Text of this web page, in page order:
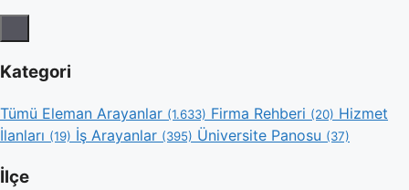
Kategori
Tümü Eleman Arayanlar (1.633) Firma Rehberi (20) Hizmet
İlanları (19) İş Arayanlar (395) Üniversite Panosu (37)
İlçe